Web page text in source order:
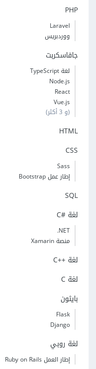
PHP
Laravel
ووردبريس
جافاسكربت
لغة TypeScript
Node.js
React
Vue.js
(و 3 أكثر)
HTML
CSS
Sass
إطار عمل Bootstrap
SQL
لغة C#‎
‎.NET
منصة Xamarin
لغة C++‎
لغة C
بايثون
Flask
Django
لغة روبي
إطار العمل Ruby on Rails